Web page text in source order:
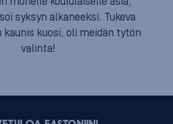
syksyn alkaneeksi. Tukeva
kaunis kuosi, oli meidän tytön
valinta!